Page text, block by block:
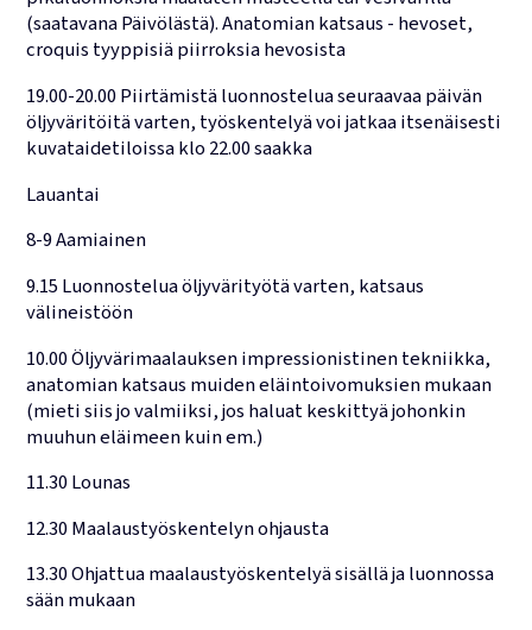
(saatavana Päivölästä). Anatomian katsaus - hevoset,
croquis tyyppisiä piirroksia hevosista
19.00-20.00 Piirtämistä luonnostelua seuraavaa päivän
öljyväritöitä varten, työskentelyä voi jatkaa itsenäisesti
kuvataidetiloissa klo 22.00 saakka
Lauantai
8-9 Aamiainen
9.15 Luonnostelua öljyvärityötä varten, katsaus
välineistöön
10.00 Öljyvärimaalauksen impressionistinen tekniikka,
anatomian katsaus muiden eläintoivomuksien mukaan
(mieti siis jo valmiiksi, jos haluat keskittyä johonkin
muuhun eläimeen kuin em.)
11.30 Lounas
12.30 Maalaustyöskentelyn ohjausta
13.30 Ohjattua maalaustyöskentelyä sisällä ja luonnossa
sään mukaan